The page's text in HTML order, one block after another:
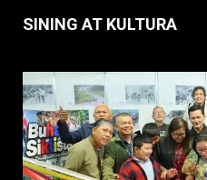
SINING AT KULTURA